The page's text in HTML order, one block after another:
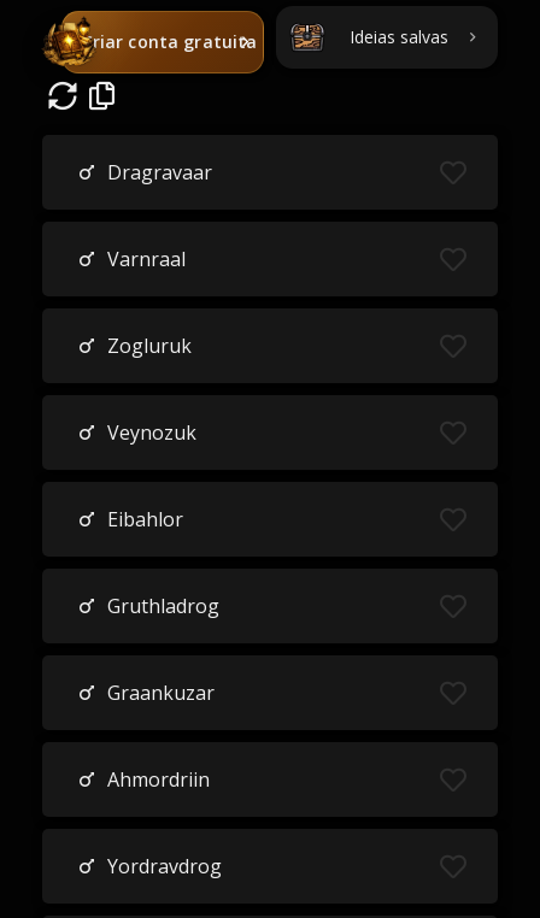
Criar conta gratuita Ideias salvas
Dragravaar
Varnraal
Zogluruk
Veynozuk
Eibahlor
Gruthladrog
Graankuzar
Ahmordriin
Yordravdrog